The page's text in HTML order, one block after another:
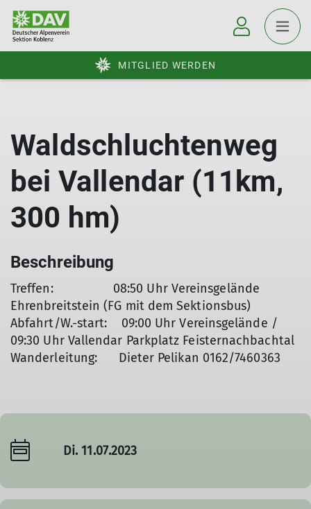
MITGLIED WERDEN
Waldschluchtenweg
bei Vallendar (11km,
300 hm)
Beschreibung
Treffen: 08:50 Uhr Vereinsgelände
Ehrenbreitstein (FG mit dem Sektionsbus)
Abfahrt/W.-start: 09:00 Uhr Vereinsgelände /
09:30 Uhr Vallendar Parkplatz Feisternachbachtal
Wanderleitung: Dieter Pelikan 0162/7460363
Di. 11.07.2023